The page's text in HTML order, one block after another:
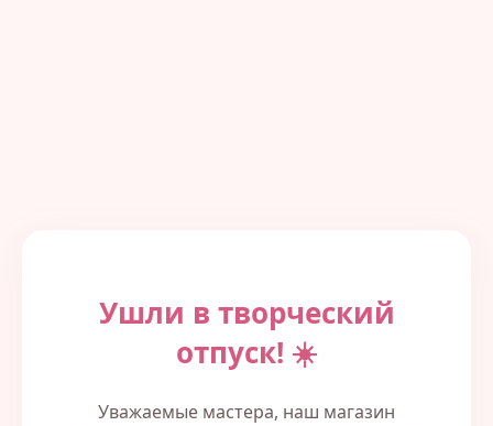
Ушли в творческий
отпуск! ☀️
Уважаемые мастера, наш магазин